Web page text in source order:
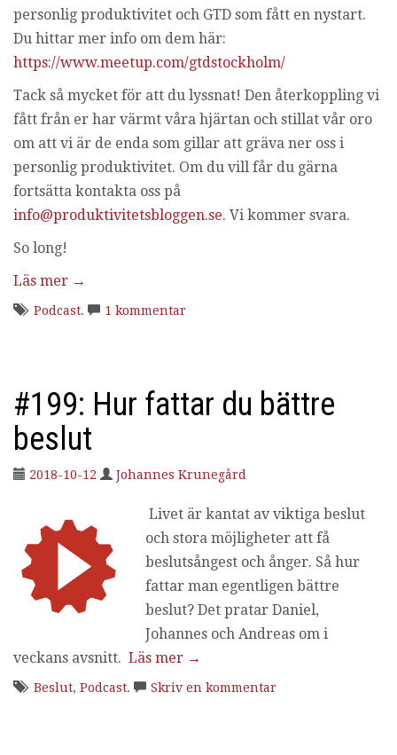
personlig produktivitet och GTD som fått en nystart.
Du hittar mer info om dem här:
https://www.meetup.com/gtdstockholm/
Tack så mycket för att du lyssnat! Den återkoppling vi
fått från er har värmt våra hjärtan och stillat vår oro
om att vi är de enda som gillar att gräva ner oss i
personlig produktivitet. Om du vill får du gärna
fortsätta kontakta oss på
info@produktivitetsbloggen.se. Vi kommer svara.
So long!
Läs mer →
Podcast. 1 kommentar
#199: Hur fattar du bättre
beslut
2018-10-12 Johannes Krunegård
Livet är kantat av viktiga beslut
och stora möjligheter att få
beslutsångest och ånger. Så hur
fattar man egentligen bättre
beslut? Det pratar Daniel,
Johannes och Andreas om i
veckans avsnitt. Läs mer →
Beslut, Podcast. Skriv en kommentar